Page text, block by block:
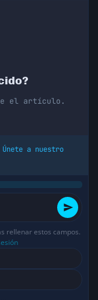
el artículo.
a nuestro
rellenar estos campos.